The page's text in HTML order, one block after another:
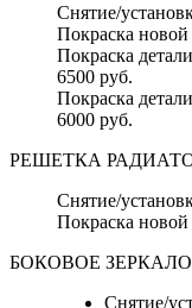
Снятие/
Покраска новой
Покраска
6500 руб.
Покраска
6000 руб.
РЕШЕТКА
Снятие/
Покраска новой
БОКОВОЕ ЗЕРКАЛО
Снятие/